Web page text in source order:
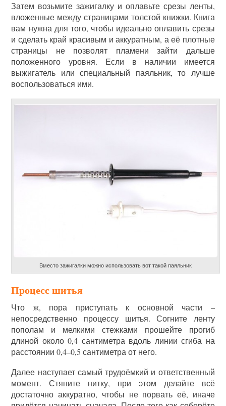
Затем возьмите зажигалку и оплавьте срезы ленты,
вложенные между страницами толстой книжки. Книга
вам нужна для того, чтобы идеально оплавить срезы
и сделать край красивым и аккуратным, а её плотные
страницы не позволят пламени зайти дальше
положенного уровня. Если в наличии имеется
выжигатель или специальный паяльник, то лучше
воспользоваться ими.
Вместо зажигалки можно использовать вот такой паяльник
Процесс шитья
Что ж, пора приступать к основной части –
непосредственно процессу шитья. Согните ленту
пополам и мелкими стежками прошейте прогиб
длиной около 0,4 сантиметра вдоль линии сгиба на
расстоянии 0,4–0,5 сантиметра от него.
Далее наступает самый трудоёмкий и ответственный
момент. Стяните нитку, при этом делайте всё
достаточно аккуратно, чтобы не порвать её, иначе